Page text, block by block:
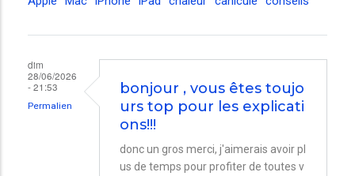
dim
28/06/2026
- 21:53
Permalien
bonjour , vous êtes toujo
urs top pour les explicati
ons!!!
donc un gros merci, j'aimerais avoir pl
us de temps pour profiter de toutes v